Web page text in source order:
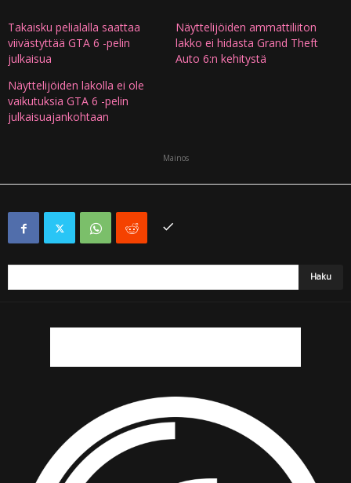
Takaisku pelialalla saattaa
viivästyttää GTA 6 -pelin
julkaisua
Näyttelijöiden ammattiliiton
lakko ei hidasta Grand Theft
Auto 6:n kehitystä
Näyttelijöiden lakolla ei ole
vaikutuksia GTA 6 -pelin
julkaisuajankohtaan
Mainos